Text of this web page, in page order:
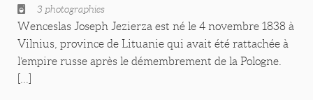
3 photographies
Wenceslas Joseph Jezierza est né le 4 novembre 1838 à
Vilnius, province de Lituanie qui avait été rattachée à
l’empire russe après le démembrement de la Pologne.